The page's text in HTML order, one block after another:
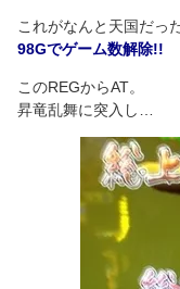
これがなんと天国だっ
98Gでゲーム数解除!!
このREGからAT。
昇竜乱舞に突入し…